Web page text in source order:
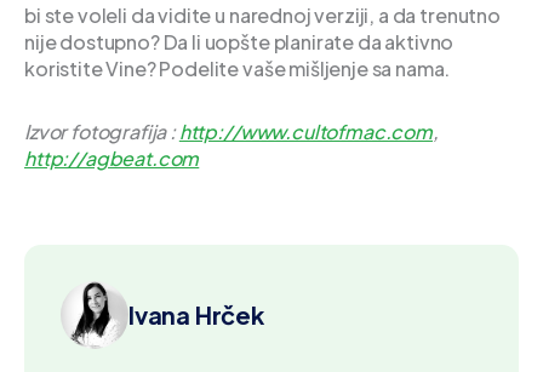
bi ste voleli da vidite u narednoj verziji, a da trenutno
nije dostupno? Da li uopšte planirate da aktivno
koristite Vine? Podelite vaše mišljenje sa nama.
Izvor fotografija :http://www.cultofmac.com,
http://agbeat.com
Ivana Hrček